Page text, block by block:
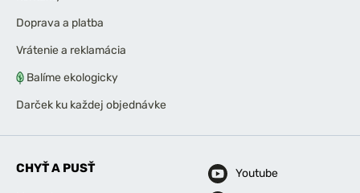
Doprava a platba
Vrátenie a reklamácia
Balíme ekologicky
Darček ku každej objednávke
CHYŤ A PUSŤ
Youtube